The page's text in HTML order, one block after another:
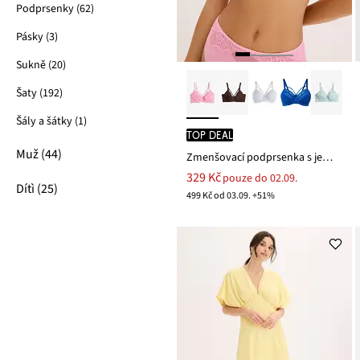
Podprsenky (62)
Pásky (3)
Sukně (20)
Šaty (192)
Šály a šátky (1)
Muž (44)
Dítì (25)
TOP DEAL
Zmenšovací podprsenka s jemnou krajkou
329 Kčpouze do 02.09.
499 Kč od 03.09. +51%